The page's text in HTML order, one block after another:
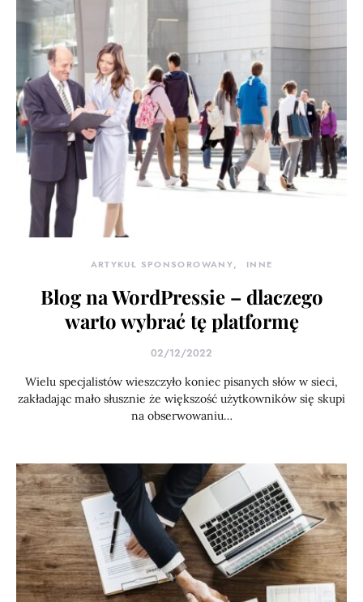
ARTYKUŁ SPONSOROWANY INNE
Blog na WordPressie – dlaczego
warto wybrać tę platformę
02/12/2022
Wielu specjalistów wieszczyło koniec pisanych słów w sieci,
zakładając mało słusznie że większość użytkowników się skupi
na obserwowaniu…